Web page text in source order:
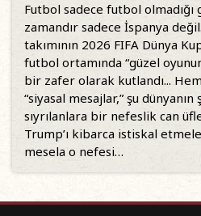
Futbol sadece futbol
zamandır sadece İspanya
takımının 2026 FIFA Dünya
futbol ortamında “güzel
bir zafer olarak kutlandı...
“siyasal mesajlar,” şu
sıyrılanlara bir nefeslik can
Trump’ı kibarca istiskal
mesela o nefesi…